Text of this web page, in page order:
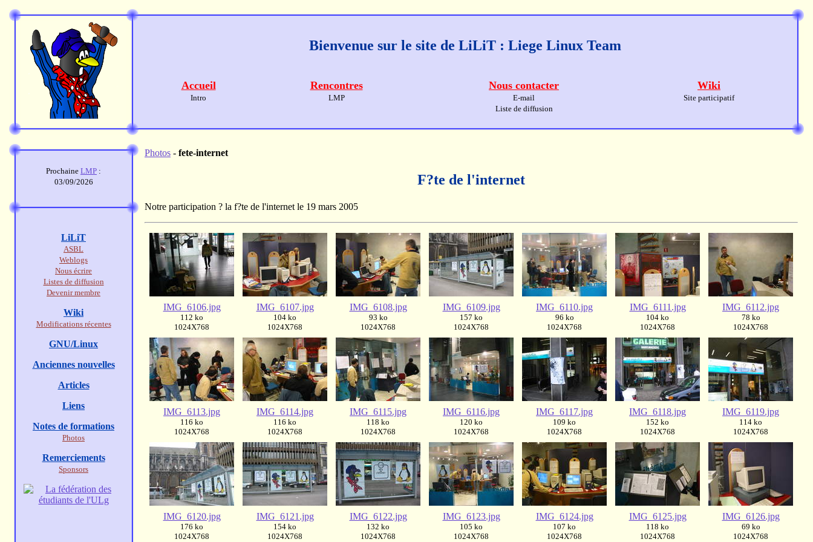
Bienvenue sur le site de LiLiT : Liege Linux Team
Accueil
Intro
Rencontres
LMP
Nous contacter
E-mail
Liste de diffusion
Wiki
Site participatif
Photos - fete-internet
F?te de l'internet
Notre participation ? la f?te de l'internet le 19 mars 2005
IMG_6106.jpg
112 ko
1024X768
IMG_6107.jpg
104 ko
1024X768
IMG_6108.jpg
93 ko
1024X768
IMG_6109.jpg
157 ko
1024X768
IMG_6110.jpg
96 ko
1024X768
IMG_6111.jpg
104 ko
1024X768
IMG_6112.jpg
78 ko
1024X768
IMG_6113.jpg
116 ko
1024X768
IMG_6114.jpg
116 ko
1024X768
IMG_6115.jpg
118 ko
1024X768
IMG_6116.jpg
120 ko
1024X768
IMG_6117.jpg
109 ko
1024X768
IMG_6118.jpg
152 ko
1024X768
IMG_6119.jpg
114 ko
1024X768
IMG_6120.jpg
176 ko
1024X768
IMG_6121.jpg
154 ko
1024X768
IMG_6122.jpg
132 ko
1024X768
IMG_6123.jpg
105 ko
1024X768
IMG_6124.jpg
107 ko
1024X768
IMG_6125.jpg
118 ko
1024X768
IMG_6126.jpg
69 ko
1024X768
Prochaine LMP :
03/09/2026
LiLiT
ASBL
Weblogs
Nous écrire
Listes de diffusion
Devenir membre
Wiki
Modifications récentes
GNU/Linux
Anciennes nouvelles
Articles
Liens
Notes de formations
Photos
Remerciements
Sponsors